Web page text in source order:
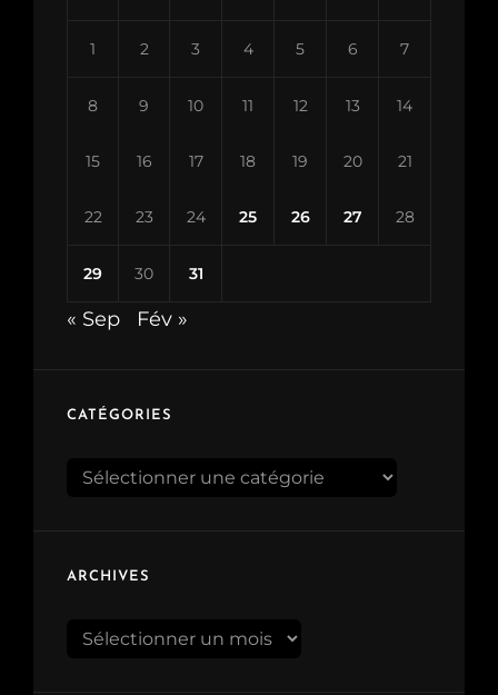
1 2 3 4 5 6 7
8 9 10 11 12 13 14
15 16 17 18 19 20 21
22 23 24 25 26 27 28
29 30 31
« Sep Fév »
CATÉGORIES
Catégories
ARCHIVES
Archives